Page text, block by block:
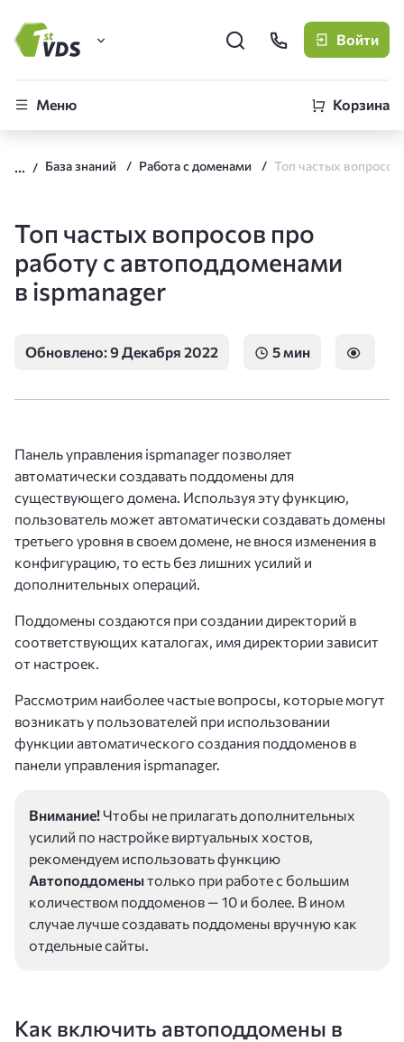
FirstVDS (вы здесь)
CLO
Войти
Меню Корзина
База знаний Работа с доменами
Топ частых вопросов про
работу с автоподдоменами
в ispmanager
Обновлено: 9 Декабря 2022 5 мин
Панель управления ispmanager позволяет
автоматически создавать поддомены для
существующего домена. Используя эту функцию,
пользователь может автоматически создавать домены
третьего уровня в своем домене, не внося изменения в
конфигурацию, то есть без лишних усилий и
дополнительных операций.
Поддомены создаются при создании директорий в
соответствующих каталогах, имя директории зависит
от настроек.
Рассмотрим наиболее частые вопросы, которые могут
возникать у пользователей при использовании
функции автоматического создания поддоменов в
панели управления ispmanager.
Внимание!Чтобы не прилагать дополнительных
усилий по настройке виртуальных хостов,
рекомендуем использовать функцию
Автоподдоменытолько при работе с большим
количеством поддоменов — 10 и более. В ином
случае лучше создавать поддомены вручную как
отдельные сайты.
Как включить автоподдомены в